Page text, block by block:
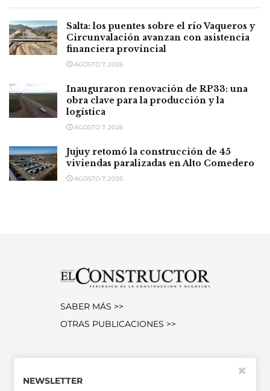
Salta: los puentes sobre el río Vaqueros y
Circunvalación avanzan con asistencia
financiera provincial
AGOSTO 7, 2026
Inauguraron renovación de RP33: una
obra clave para la producción y la
logística
AGOSTO 7, 2026
Jujuy retomó la construcción de 45
viviendas paralizadas en Alto Comedero
AGOSTO 7, 2026
SABER MÁS >>
OTRAS PUBLICACIONES >>
Entidades Periodísticas Argentinas
NEWSLETTER
✖